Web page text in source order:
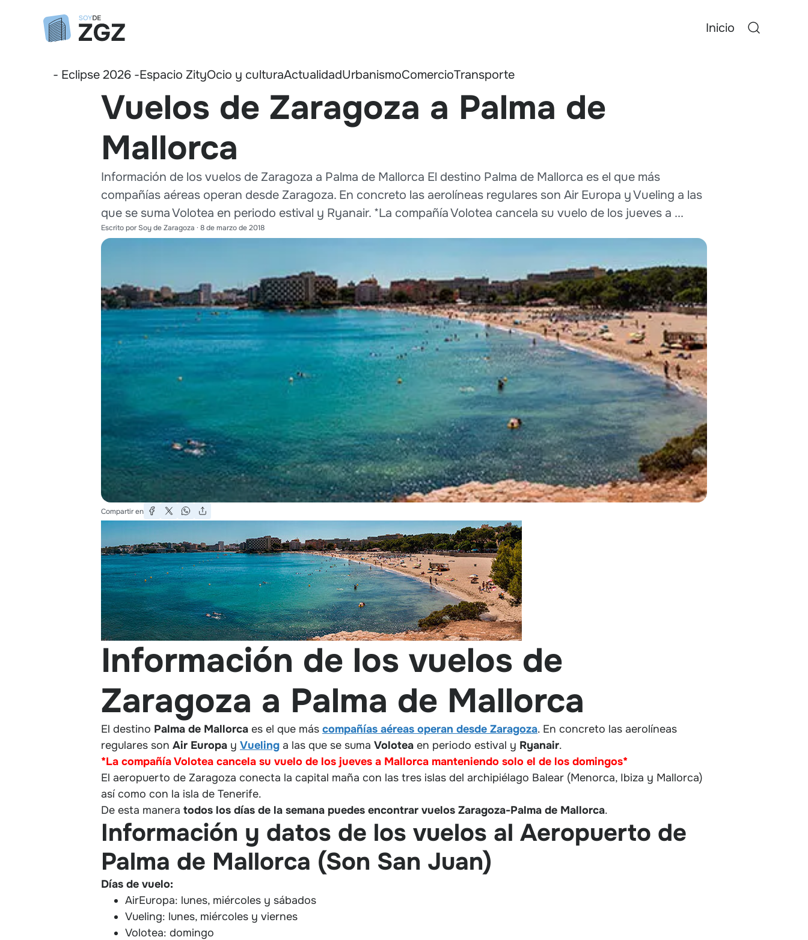
Inicio
- Eclipse 2026 -Espacio ZityOcio y culturaActualidadUrbanismoComercioTransporte
Vuelos de Zaragoza a Palma de
Mallorca
Información de los vuelos de Zaragoza a Palma de Mallorca El destino Palma de Mallorca es el que más
compañías aéreas operan desde Zaragoza. En concreto las aerolíneas regulares son Air Europa y Vueling a las
que se suma Volotea en periodo estival y Ryanair. *La compañía Volotea cancela su vuelo de los jueves a ...
Escrito porSoy de Zaragoza · 8 de marzo de 2018
Compartir en
Información de los vuelos de
Zaragoza a Palma de Mallorca
El destino Palma de Mallorca es el que más compañías aéreas operan desde Zaragoza. En concreto las aerolíneas
regulares son Air Europa y Vueling a las que se suma Volotea en periodo estival y Ryanair.
*La compañía Volotea cancela su vuelo de los jueves a Mallorca manteniendo solo el de los domingos*
El aeropuerto de Zaragoza conecta la capital maña con las tres islas del archipiélago Balear (Menorca, Ibiza y Mallorca)
así como con la isla de Tenerife.
De esta manera todos los días de la semana puedes encontrar vuelos Zaragoza-Palma de Mallorca.
Información y datos de los vuelos al Aeropuerto de
Palma de Mallorca (Son San Juan)
Días de vuelo:
AirEuropa: lunes, miércoles y sábados
Vueling: lunes, miércoles y viernes
Volotea: domingo